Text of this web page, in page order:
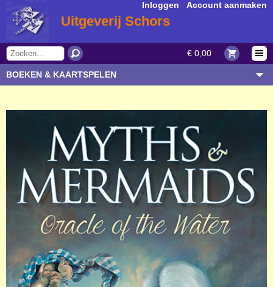
€ 0,00
Inloggen Account aanmaken
Uitgeverij Schors
BOEKEN & KAARTSPELEN
BESTELLEN